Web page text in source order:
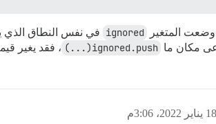
وضعت المتغير ignored في نفس النطاق الذي
مكان ما ignored.push(...) ، فقد يغير
18 يناير 2022، 3:06م